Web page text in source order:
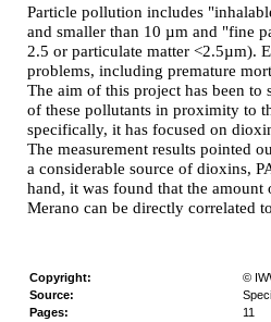
Particle pollution includes
and smaller than 10 µm and "fine
2.5 or particulate matter <2.5µm).
problems, including premature
The aim of this project has been to
of these pollutants in proximity to
specifically, it has focused on
The measurement results pointed
a considerable source of dioxins,
hand, it was found that the
Merano can be directly correlated
Copyright:
©
Source:
Pages:
11